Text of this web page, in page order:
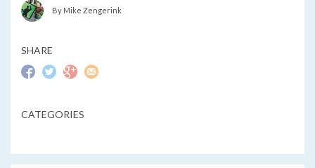
By Mike Zengerink
SHARE
CATEGORIES